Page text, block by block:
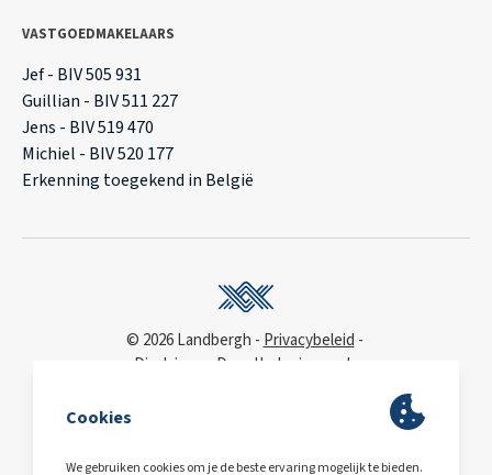
VASTGOEDMAKELAARS
Jef - BIV 505 931
Guillian - BIV 511 227
Jens - BIV 519 470
Michiel - BIV 520 177
Erkenning toegekend in België
© 2026 Landbergh
Privacybeleid
Disclaimer
Deonthologie van de
toegankelijkheidsverklaring
BE0563.607.810